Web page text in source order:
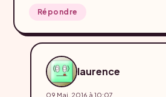
Répondre
laurence
09 Mai. 2016 à 10:07